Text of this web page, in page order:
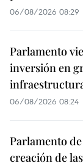
06/08/2026 08:29
Parlamento
inversión en
06/08/2026 08:24
Parlamento
creación de